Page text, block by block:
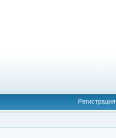
Регистрация